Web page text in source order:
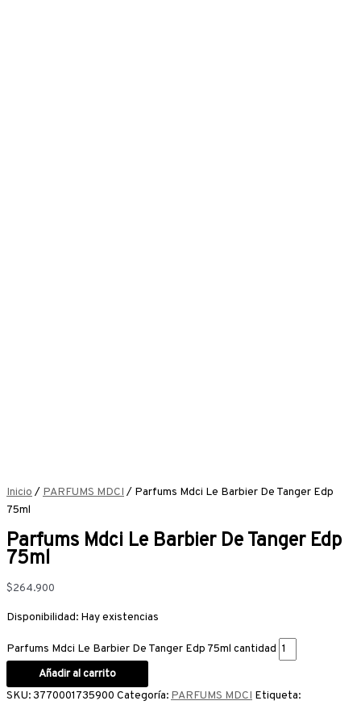
Inicio / PARFUMS MDCI / Parfums Mdci Le Barbier De Tanger Edp
75ml
Parfums Mdci Le Barbier De Tanger Edp
75ml
$264.900
Disponibilidad: Hay existencias
Parfums Mdci Le Barbier De Tanger Edp 75ml cantidad
Añadir al carrito
SKU:3770001735900 Categoría: PARFUMS MDCI Etiqueta: